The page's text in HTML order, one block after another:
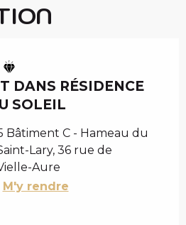
DANS RÉSIDENCE
SOLEIL
Bâtiment C - Hameau du
Lary, 36 rue de
Aure
M'y rendre